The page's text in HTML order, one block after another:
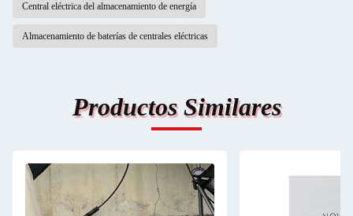
Central eléctrica del almacenamiento de energía
Almacenamiento de baterías de centrales eléctricas
Productos Similares